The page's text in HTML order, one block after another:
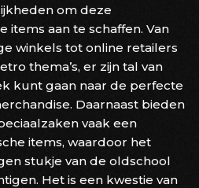
om deze
items aan te schaffen. Van
winkels tot online retailers
thema’s, er zijn tal van
kunt gaan naar de perfecte
Daarnaast bieden
vaak een
items, waardoor het
stukje van de oldschool
Het is een kwestie van